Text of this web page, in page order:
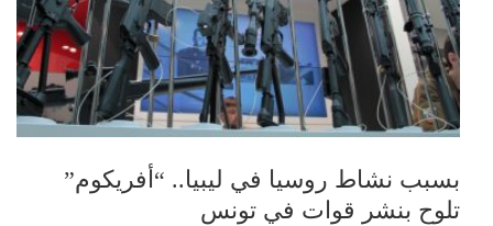
بسبب نشاط روسيا في ليبيا.. “أفريكوم”
تلوح بنشر قوات في تونس